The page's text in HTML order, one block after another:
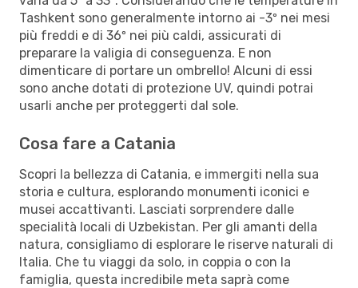
Tashkent sono generalmente intorno ai -3º nei mesi
più freddi e di 36º nei più caldi, assicurati di
preparare la valigia di conseguenza. E non
dimenticare di portare un ombrello! Alcuni di essi
sono anche dotati di protezione UV, quindi potrai
usarli anche per proteggerti dal sole.
Cosa fare a Catania
Scopri la bellezza di Catania, e immergiti nella sua
storia e cultura, esplorando monumenti iconici e
musei accattivanti. Lasciati sorprendere dalle
specialità locali di Uzbekistan. Per gli amanti della
natura, consigliamo di esplorare le riserve naturali di
Italia. Che tu viaggi da solo, in coppia o con la
famiglia, questa incredibile meta saprà come